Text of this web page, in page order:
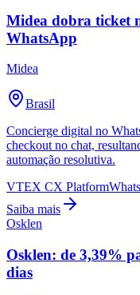
Midea dobra ticket
WhatsApp
Midea
Brasil
Concierge digital no
checkout no chat,
automação resolutiva.
VTEX CX Platform
Saiba mais
Osklen
Osklen: de 3,39%
dias